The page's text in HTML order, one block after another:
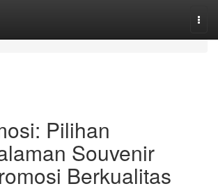
Pilihan
Souvenir
Berkualitas